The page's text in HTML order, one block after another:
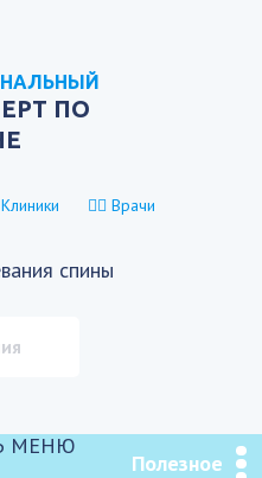
ПО
👨‍⚕️ Врачи
спины
МЕНЮ
Полезное